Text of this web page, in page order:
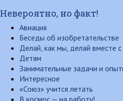
Невероятно, но факт!
Авиация
Беседы об изобретательстве
Делай, как мы, делай вместе
Детям
Занимательные задачи и
Интересное
«Союз» учится летать
В космос — на работу!